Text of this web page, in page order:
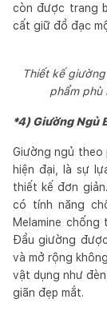
còn được trang
cất giữ đồ đạc
Thiết kế
phẩm phù
*4) Giường Ngủ
Giường ngủ theo
hiện đại, là sự
thiết kế đơn
có tính năng
Melamine
Đầu giường
và mở rộng
vật dụng như
giãn đẹp mắt.